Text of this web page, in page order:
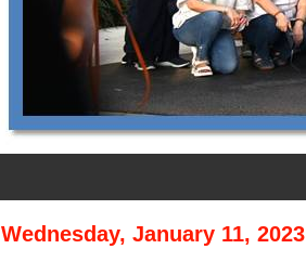
Wednesday, January 11, 2023